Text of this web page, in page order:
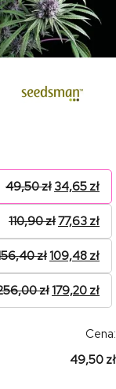
49,50zł 34,65 zł
110,90zł77,63 zł
zł109,48 zł
zł179,20 zł
Cena:
49,50 zł